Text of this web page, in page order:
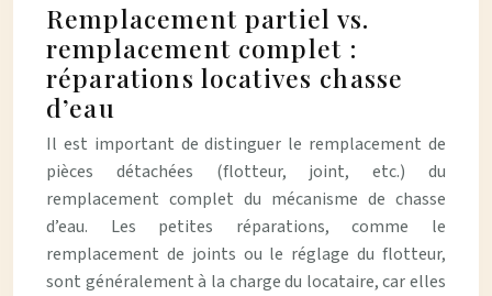
Remplacement partiel vs.
remplacement complet :
réparations locatives chasse
d’eau
Il est important de distinguer le remplacement de
pièces détachées (flotteur, joint, etc.) du
remplacement complet du mécanisme de chasse
d’eau. Les petites réparations, comme le
remplacement de joints ou le réglage du flotteur,
sont généralement à la charge du locataire, car elles